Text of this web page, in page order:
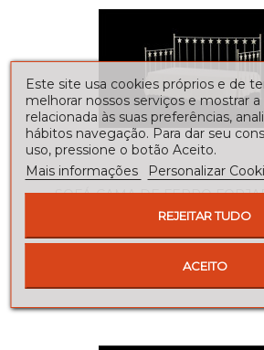
SOFÁ-CAMA DE FERRO
1 036,00 €
Add to cart
Este site usa cookies próprios e de
melhorar nossos serviços e mostrar
relacionada às suas preferências,
hábitos navegação. Para dar seu
uso, pressione o botão Aceito.
Mais informações
Personalizar
REJEITAR TUDO
ACEITO